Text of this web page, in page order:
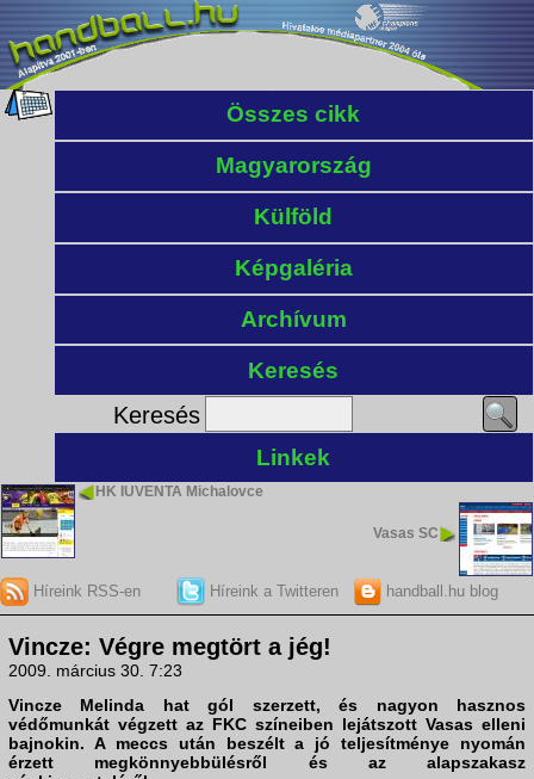
Összes cikk
Magyarország
Külföld
Képgaléria
Archívum
Keresés
Keresés
Linkek
HK IUVENTA Michalovce
Vasas SC
Híreink RSS-en Híreink a Twitteren handball.hu blog
Vincze: Végre megtört a jég!
2009. március 30. 7:23
Vincze Melinda hat gól szerzett, és nagyon hasznos
védőmunkát végzett az FKC színeiben lejátszott Vasas elleni
bajnokin. A meccs után beszélt a jó teljesítménye nyomán
érzett megkönnyebbülésről és az alapszakasz